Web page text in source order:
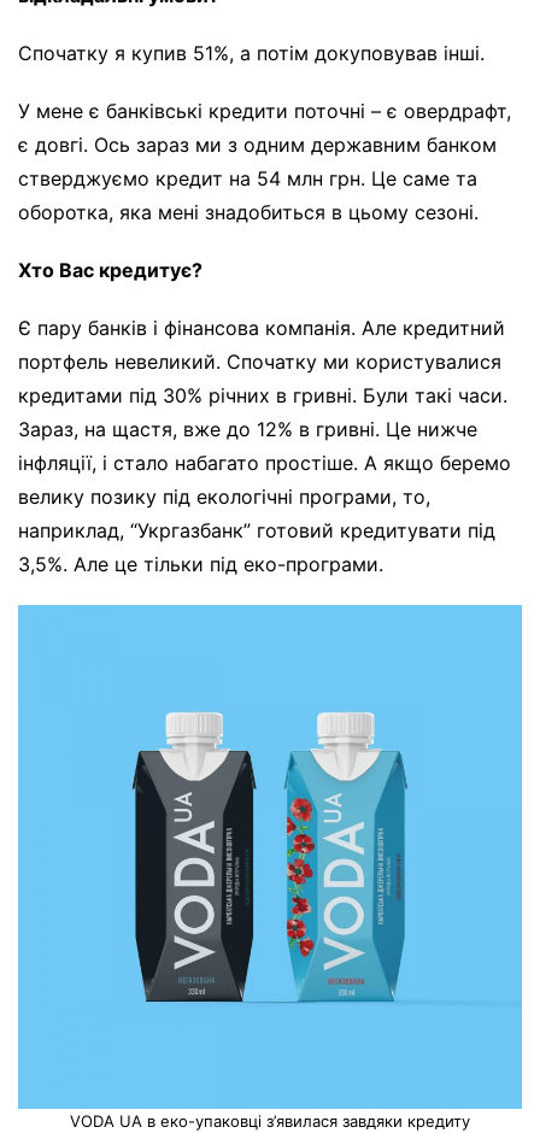
Спочатку я купив 51%, а потім докуповував інші.
У мене є банківські кредити поточні – є овердрафт,
є довгі. Ось зараз ми з одним державним банком
стверджуємо кредит на 54 млн грн. Це саме та
оборотка, яка мені знадобиться в цьому сезоні.
Хто Вас кредитує?
Є пару банків і фінансова компанія. Але кредитний
портфель невеликий. Спочатку ми користувалися
кредитами під З0% річних в гривні. Були такі часи.
Зараз, на щастя, вже до 12% в гривні. Це нижче
інфляції, і стало набагато простіше. А якщо беремо
велику позику під екологічні програми, то,
наприклад, “Укргазбанк” готовий кредитувати під
3,5%. Але це тільки під еко-програми.
VODA UA в еко-упаковці з’явилася завдяки кредиту